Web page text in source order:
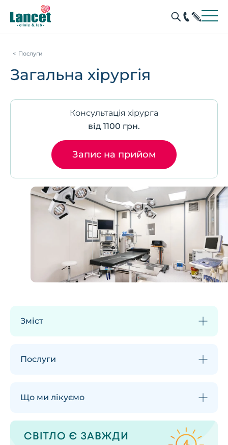
Послуги
Загальна хірургія
Консультація хірурга
від 1100 грн.
Запис на прийом
Зміст
Послуги
Що ми лікуємо